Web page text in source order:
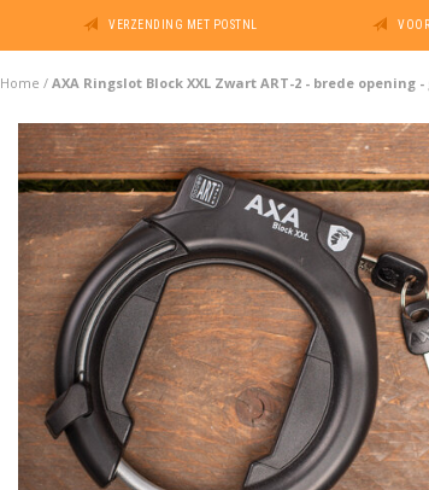
VERZENDING MET POSTNL
Home / AXA Ringslot Block XXL Zwart ART-2 - brede